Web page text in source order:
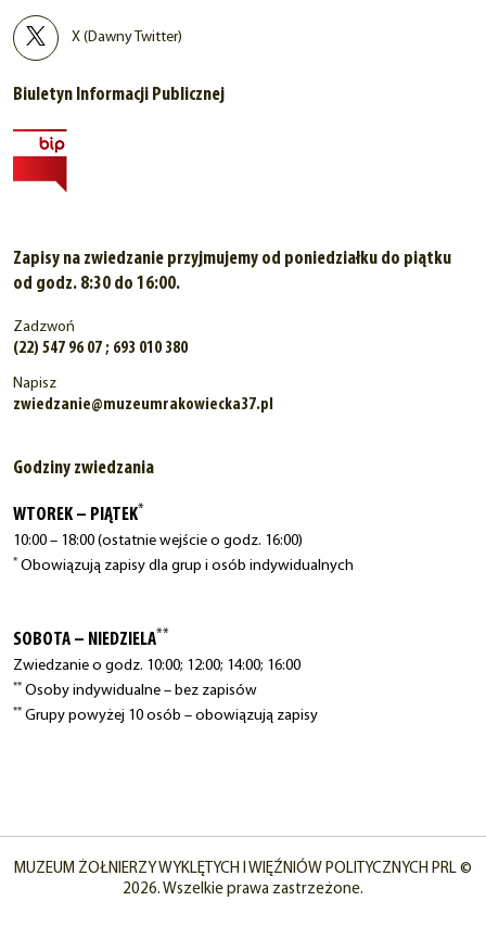
X (Dawny Twitter)
Biuletyn Informacji Publicznej
Zapisy na zwiedzanie przyjmujemy od poniedziałku do piątku
od godz. 8:30 do 16:00.
Zadzwoń
(22) 547 96 07 ; 693 010 380
Napisz
zwiedzanie@muzeumrakowiecka37.pl
Godziny zwiedzania
WTOREK – PIĄTEK*
10:00 – 18:00 (ostatnie wejście o godz. 16:00)
* Obowiązują zapisy dla grup i osób indywidualnych
SOBOTA – NIEDZIELA**
Zwiedzanie o godz. 10:00; 12:00; 14:00; 16:00
** Osoby indywidualne – bez zapisów
** Grupy powyżej 10 osób – obowiązują zapisy
MUZEUM ŻOŁNIERZY WYKLĘTYCH I WIĘŹNIÓW POLITYCZNYCH PRL ©
2026. Wszelkie prawa zastrzeżone.